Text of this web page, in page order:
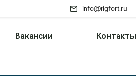
info@rigfort.ru
Вакансии Контакты